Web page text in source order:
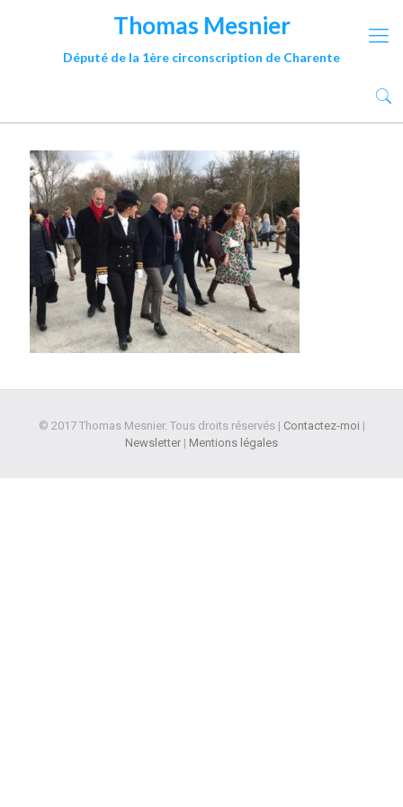
Thomas Mesnier
Député de la 1ère circonscription de Charente
© 2017 Thomas Mesnier. Tous droits réservés | Contactez-moi |
Newsletter | Mentions légales